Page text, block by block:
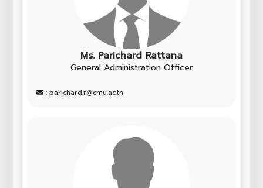
Ms. Parichard Rattana
General Administration Officer
: parichard.r@cmu.ac.th